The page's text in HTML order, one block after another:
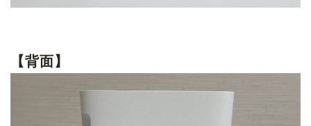
【背面】